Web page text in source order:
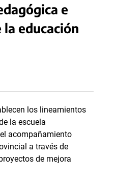
e
educación
los lineamientos
la escuela
acompañamiento
a través de
de mejora